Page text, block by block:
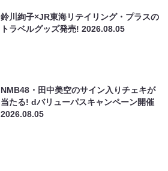
鈴川絢子×JR東海リテイリング・プラスの
トラベルグッズ発売!2026.08.05
NMB48・田中美空のサイン入りチェキが
当たる! dバリューパスキャンペーン開催
2026.08.05